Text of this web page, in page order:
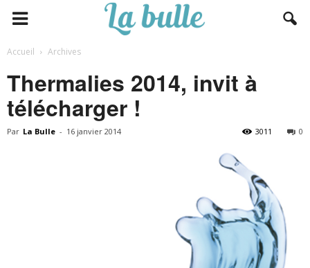
Accueil Archives
Thermalies 2014, invit à
télécharger !
Par La Bulle - 16 janvier 2014 0
3011